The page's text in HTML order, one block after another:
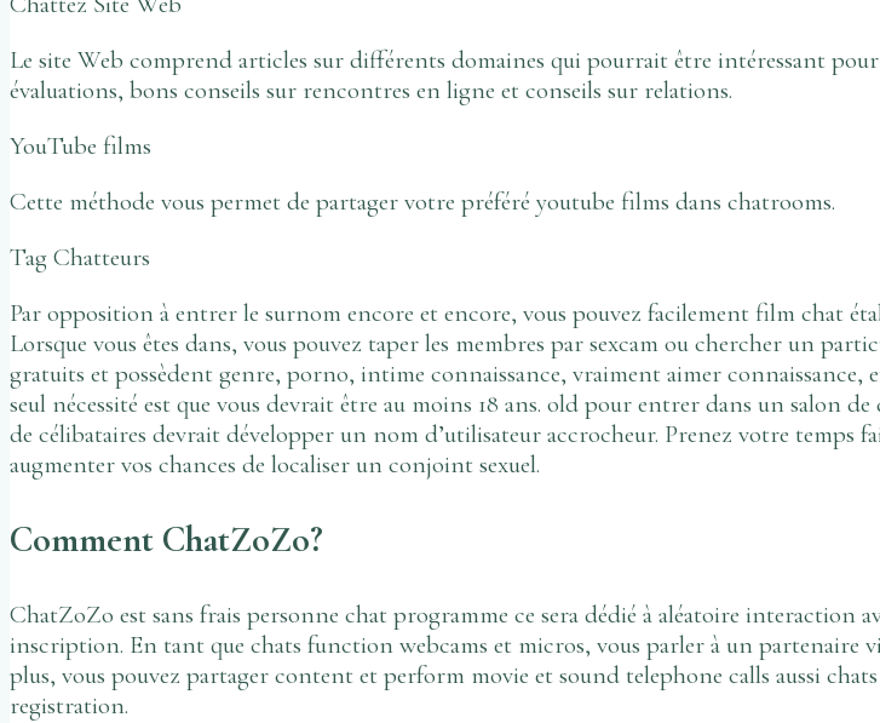
Le site Web comprend articles sur différents domaines qui pourrait être intéressant
évaluations, bons conseils sur rencontres en ligne et conseils sur relations.
YouTube films
Cette méthode vous permet de partager votre préféré youtube films dans chatrooms.
Tag Chatteurs
Par opposition à entrer le surnom encore et encore, vous pouvez facilement film chat
Lorsque vous êtes dans, vous pouvez taper les membres par sexcam ou chercher un
gratuits et possèdent genre, porno, intime connaissance, vraiment aimer connaissance,
seul nécessité est que vous devrait être au moins 18 ans. old pour entrer dans un salon
de célibataires devrait développer un nom d’utilisateur accrocheur. Prenez votre temps
augmenter vos chances de localiser un conjoint sexuel.
Comment ChatZoZo?
ChatZoZo est sans frais personne chat programme ce sera dédié à aléatoire interaction
inscription. En tant que chats function webcams et micros, vous parler à un partenaire
plus, vous pouvez partager content et perform movie et sound telephone calls aussi
registration.